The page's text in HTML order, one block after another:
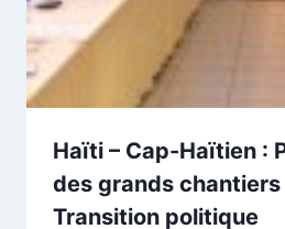
Haïti – Cap-Haïtien :
des grands chantiers
Transition politique